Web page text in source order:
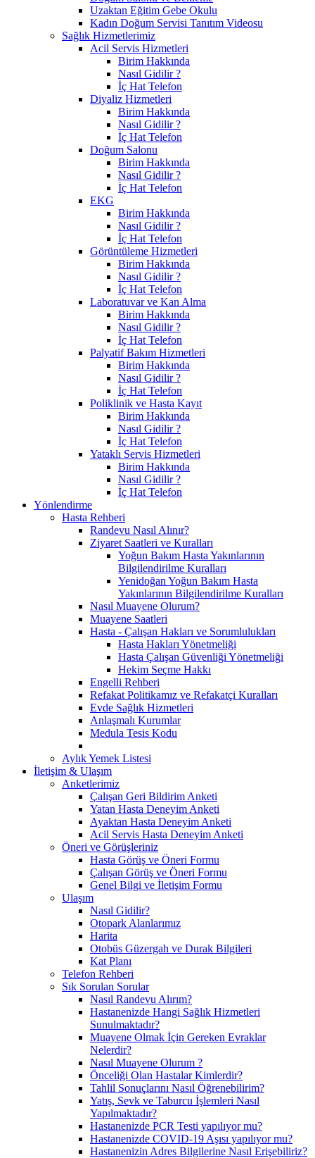
Uzaktan Eğitim Gebe Okulu
Kadın Doğum Servisi Tanıtım Videosu
Sağlık Hizmetlerimiz
Acil Servis Hizmetleri
Birim Hakkında
Nasıl Gidilir ?
İç Hat Telefon
Diyaliz Hizmetleri
Birim Hakkında
Nasıl Gidilir ?
İç Hat Telefon
Doğum Salonu
Birim Hakkında
Nasıl Gidilir ?
İç Hat Telefon
EKG
Birim Hakkında
Nasıl Gidilir ?
İç Hat Telefon
Görüntüleme Hizmetleri
Birim Hakkında
Nasıl Gidilir ?
İç Hat Telefon
Laboratuvar ve Kan Alma
Birim Hakkında
Nasıl Gidilir ?
İç Hat Telefon
Palyatif Bakım Hizmetleri
Birim Hakkında
Nasıl Gidilir ?
İç Hat Telefon
Poliklinik ve Hasta Kayıt
Birim Hakkında
Nasıl Gidilir ?
İç Hat Telefon
Yataklı Servis Hizmetleri
Birim Hakkında
Nasıl Gidilir ?
İç Hat Telefon
Yönlendirme
Hasta Rehberi
Randevu Nasıl Alınır?
Ziyaret Saatleri ve Kuralları
Yoğun Bakım Hasta Yakınlarının
Bilgilendirilme Kuralları
Yenidoğan Yoğun Bakım Hasta
Yakınlarının Bilgilendirilme Kuralları
Nasıl Muayene Olurum?
Muayene Saatleri
Hasta - Çalışan Hakları ve Sorumlulukları
Hasta Hakları Yönetmeliği
Hasta Çalışan Güvenliği Yönetmeliği
Hekim Seçme Hakkı
Engelli Rehberi
Refakat Politikamız ve Refakatçi Kuralları
Evde Sağlık Hizmetleri
Anlaşmalı Kurumlar
Medula Tesis Kodu
Aylık Yemek Listesi
İletişim & Ulaşım
Anketlerimiz
Çalışan Geri Bildirim Anketi
Yatan Hasta Deneyim Anketi
Ayaktan Hasta Deneyim Anketi
Acil Servis Hasta Deneyim Anketi
Öneri ve Görüşleriniz
Hasta Görüş ve Öneri Formu
Çalışan Görüş ve Öneri Formu
Genel Bilgi ve İletişim Formu
Ulaşım
Nasıl Gidilir?
Otopark Alanlarımız
Harita
Otobüs Güzergah ve Durak Bilgileri
Kat Planı
Telefon Rehberi
Sık Sorulan Sorular
Nasıl Randevu Alırım?
Hastanenizde Hangi Sağlık Hizmetleri
Sunulmaktadır?
Muayene Olmak İçin Gereken Evraklar
Nelerdir?
Nasıl Muayene Olurum ?
Önceliği Olan Hastalar Kimlerdir?
Tahlil Sonuçlarını Nasıl Öğrenebilirim?
Yatış, Sevk ve Taburcu İşlemleri Nasıl
Yapılmaktadır?
Hastanenizde PCR Testi yapılıyor mu?
Hastanenizde COVID-19 Aşısı yapılıyor mu?
Hastanenizin Adres Bilgilerine Nasıl Erişebiliriz?